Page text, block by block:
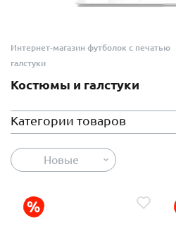
Интернет-магазин футболок с печатью
галстуки
Костюмы и галстуки
Категории товаров
Новые